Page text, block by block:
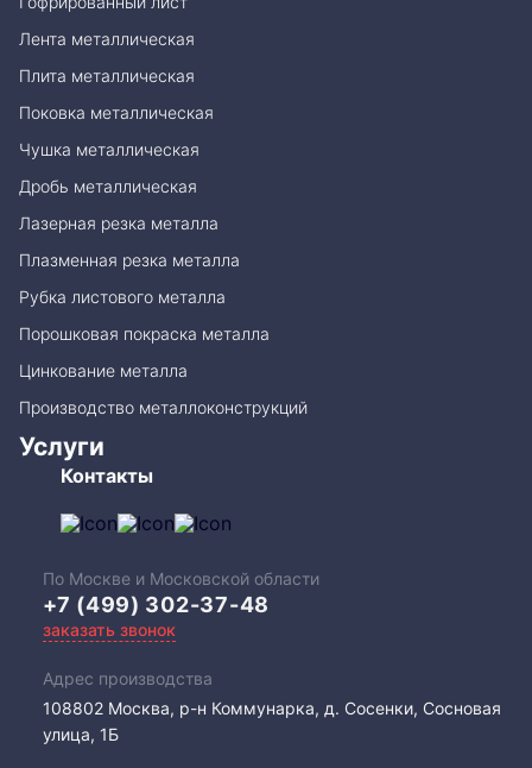
Лента металлическая
Плита металлическая
Поковка металлическая
Чушка металлическая
Дробь металлическая
Лазерная резка металла
Плазменная резка металла
Рубка листового металла
Порошковая покраска металла
Цинкование металла
Производство металлоконструкций
Услуги
Контакты
По Москве и Московской области
+7 (499) 302-37-48
заказать звонок
Адрес производства
108802​ Москва, р-н Коммунарка, д. Сосенки, Сосновая
улица, 1Б